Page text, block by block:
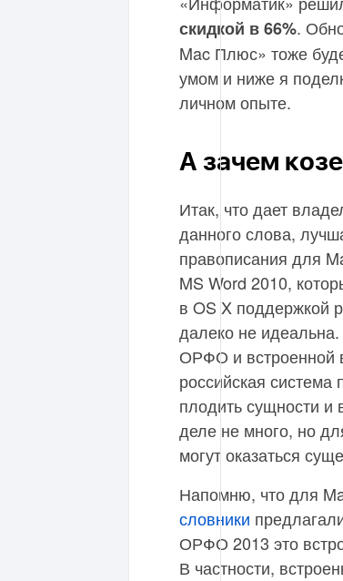
скидкой в 66%.
Mac Плюс» тоже
умом и ниже я
личном опыте.
А зачем
Итак, что дает
данного слова,
правописания для
MS Word 2010,
в OS X поддержкой
далеко не
ОРФО и встроенной
российская система
плодить сущности
деле не много, но
могут оказаться
Напомню, что для
словники
ОРФО 2013 это
В частности,